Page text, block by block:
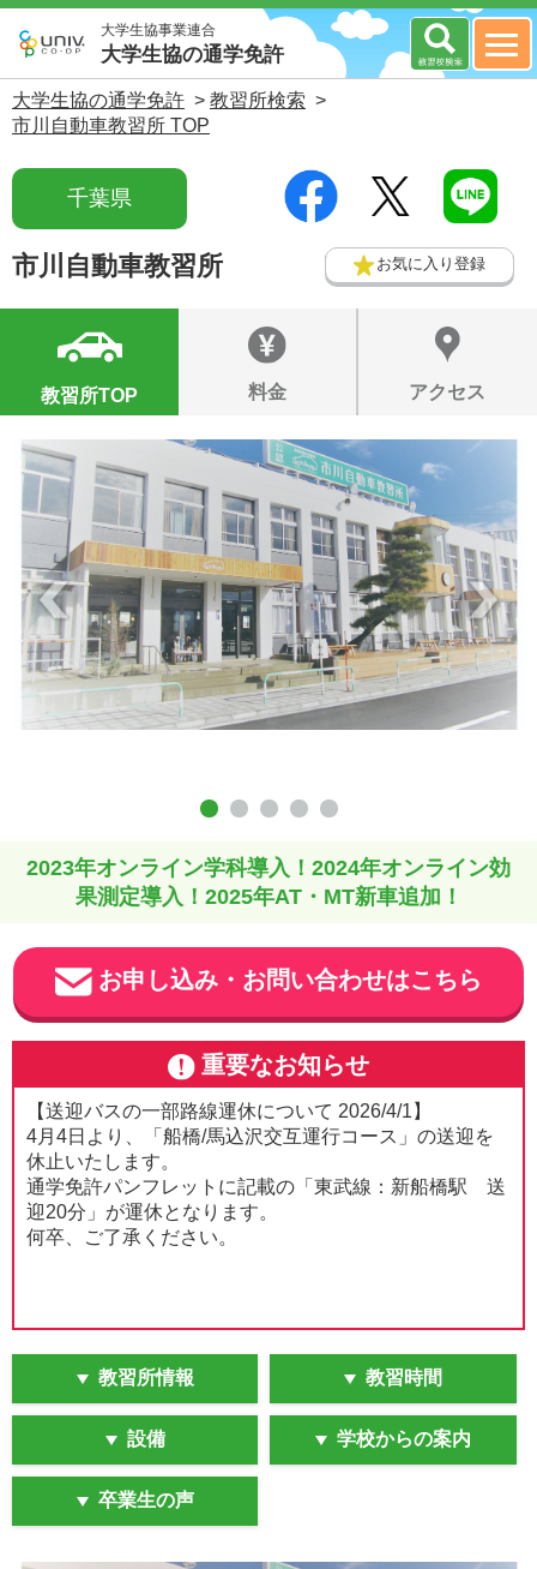
大学生協事業連合
大学生協の通学免許
大学生協の通学免許 > 教習所検索 >
市川自動車教習所 TOP
千葉県
市川自動車教習所 お気に入り登録
教習所TOP 料金 アクセス
2023年オンライン学科導入！2024年オンライン効
果測定導入！2025年AT・MT新車追加！
お申し込み・お問い合わせはこちら
重要なお知らせ
【送迎バスの一部路線運休について 2026/4/1】
4月4日より、「船橋/馬込沢交互運行コース」の送迎を
休止いたします。
通学免許パンフレットに記載の「東武線：新船橋駅 送
迎20分」が運休となります。
何卒、ご了承ください。
教習所情報 教習時間
設備 学校からの案内
卒業生の声